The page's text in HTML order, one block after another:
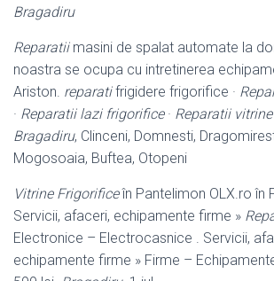
Bragadiru
Reparatiimasini de spalat automate la
noastra se ocupa cu intretinerea
Ariston. reparatifrigidere frigorifice ·
· Reparatii lazi frigorifice· Reparatii
Bragadiru, Clinceni, Domnesti,
Mogosoaia, Buftea, Otopeni
Vitrine Frigorificeîn Pantelimon OLX.ro în
Servicii, afaceri, echipamente firme »
Electronice – Electrocasnice . Servicii,
echipamente firme » Firme –